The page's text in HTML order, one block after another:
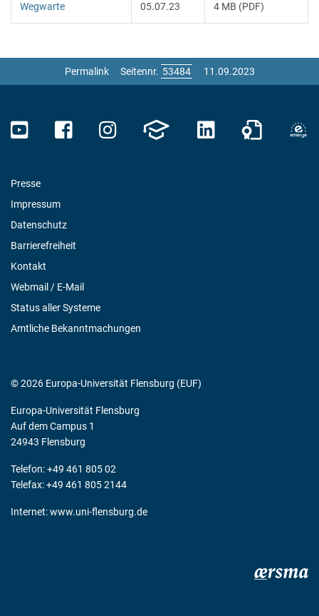
Wegwarte 05.07.23 4 MB (PDF)
Permalink Seitennr. 11.09.2023
Presse
Impressum
Datenschutz
Barrierefreiheit
Kontakt
Webmail / E-Mail
Status aller Systeme
Amtliche Bekanntmachungen
© 2026 Europa-Universität Flensburg (EUF)
Europa-Universität Flensburg
Auf dem Campus 1
24943 Flensburg
Telefon: +49 461 805 02
Telefax: +49 461 805 2144
Internet:www.uni-flensburg.de